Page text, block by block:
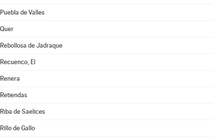
Puebla de Valles
Quer
Rebollosa de Jadraque
Recuenco, El
Renera
Retiendas
Riba de Saelices
Rillo de Gallo